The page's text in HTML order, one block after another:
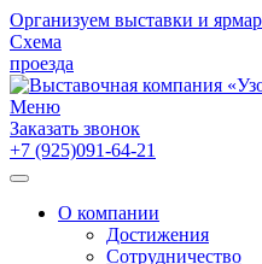
Организуем выставки и
Схема
проезда
Меню
Заказать звонок
+7 (925)091-64-21
О компании
Достижения
Сотрудничество